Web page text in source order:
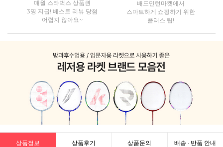
매월 스타벅스 상품권
3명 지급! 베스트 리뷰 당첨
어렵지 않아요~
배드민턴마켓에서
스마트하게 쇼핑하기 위한
플러스 팁!
상품정보 상품후기 상품문의 배송 · 반품 안내